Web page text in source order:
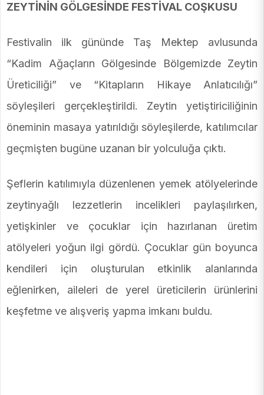
ZEYTİNİN GÖLGESİNDE FESTİVAL COŞKUSU
Festivalin ilk gününde Taş Mektep avlusunda
“Kadim Ağaçların Gölgesinde Bölgemizde Zeytin
Üreticiliği” ve “Kitapların Hikaye Anlatıcılığı”
söyleşileri gerçekleştirildi. Zeytin yetiştiriciliğinin
öneminin masaya yatırıldığı söyleşilerde, katılımcılar
geçmişten bugüne uzanan bir yolculuğa çıktı.
Şeflerin katılımıyla düzenlenen yemek atölyelerinde
zeytinyağlı lezzetlerin incelikleri paylaşılırken,
yetişkinler ve çocuklar için hazırlanan üretim
atölyeleri yoğun ilgi gördü. Çocuklar gün boyunca
kendileri için oluşturulan etkinlik alanlarında
eğlenirken, aileleri de yerel üreticilerin ürünlerini
keşfetme ve alışveriş yapma imkanı buldu.